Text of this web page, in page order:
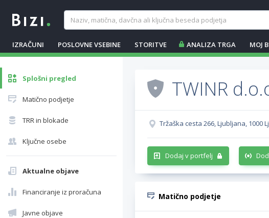
IZRAČUNI POSLOVNE VSEBINE STORITVE ANALIZA TRGA MOJ
Splošni pregled
Matično podjetje
TRR in blokade
Ključne osebe
Aktualne objave
Financiranje iz proračuna
Javne objave
TWINR
Tržaška cesta 266, Ljubljana, 1000
Dodaj v portfelj
Matično podjetje